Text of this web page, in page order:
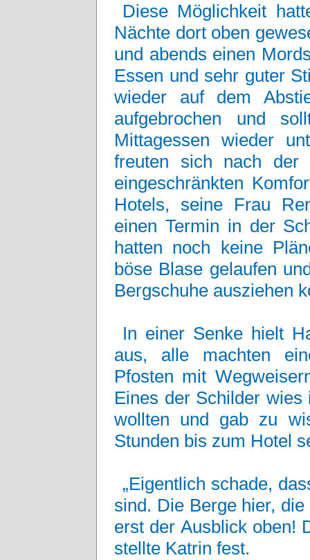
Diese Möglichkeit
Nächte dort oben
und abends einen
Essen und sehr guter
wieder auf dem
aufgebrochen und
Mittagessen wieder
freuten sich nach
eingeschränkten
Hotels, seine Frau
einen Termin in der
hatten noch keine
böse Blase gelaufen
Bergschuhe ausziehen
In einer Senke hielt
aus, alle machten
Pfosten mit
Eines der Schilder
wollten und gab zu
Stunden bis zum Hotel
„Eigentlich schade,
sind. Die Berge hier,
erst der Ausblick oben!
stellte Katrin fest.